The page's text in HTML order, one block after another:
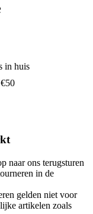
in huis
naar ons terugsturen
in de
gelden niet voor
artikelen zoals